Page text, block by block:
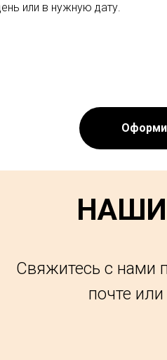
или в нужную дату.
Свяжитесь с нами
почте